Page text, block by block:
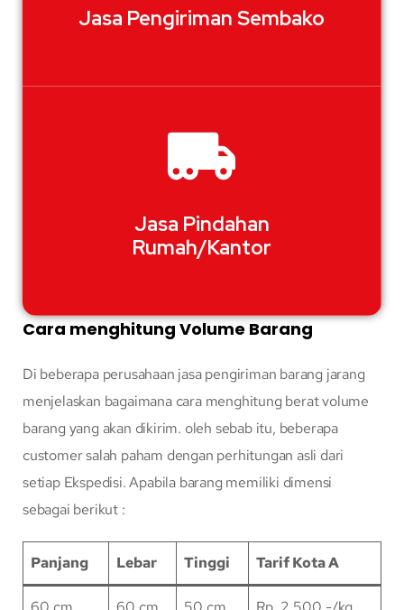
Jasa Pengiriman Sembako
Jasa Pindahan
Rumah/Kantor
Cara menghitung Volume Barang
Di beberapa perusahaan jasa pengiriman barang jarang
menjelaskan bagaimana cara menghitung berat volume
barang yang akan dikirim. oleh sebab itu, beberapa
customer salah paham dengan perhitungan asli dari
setiap Ekspedisi. Apabila barang memiliki dimensi
sebagai berikut :
Panjang Lebar Tinggi Tarif Kota A